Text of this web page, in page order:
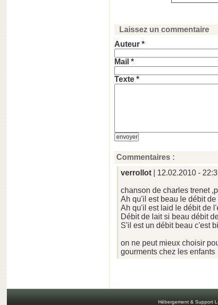
Laissez un commentaire
Auteur *
Mail *
Texte *
Commentaires :
verrollot
| 12.02.2010 -
chanson de charles trenet
Ah qu'il est beau le débit de
Ah qu'il est laid le débit de
Débit de lait si beau débit
S'il est un débit beau c'est
on ne peut mieux choisir
gourments chez les enfants
Hébergement & Support